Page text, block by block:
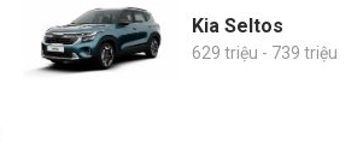
Kia Seltos
629 triệu - 739 triệu